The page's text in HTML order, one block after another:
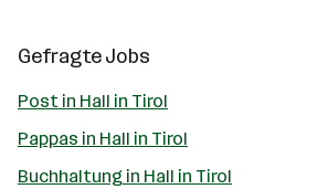
Gefragte Jobs
Post in Hall in Tirol
Pappas in Hall in Tirol
Buchhaltung in Hall in Tirol